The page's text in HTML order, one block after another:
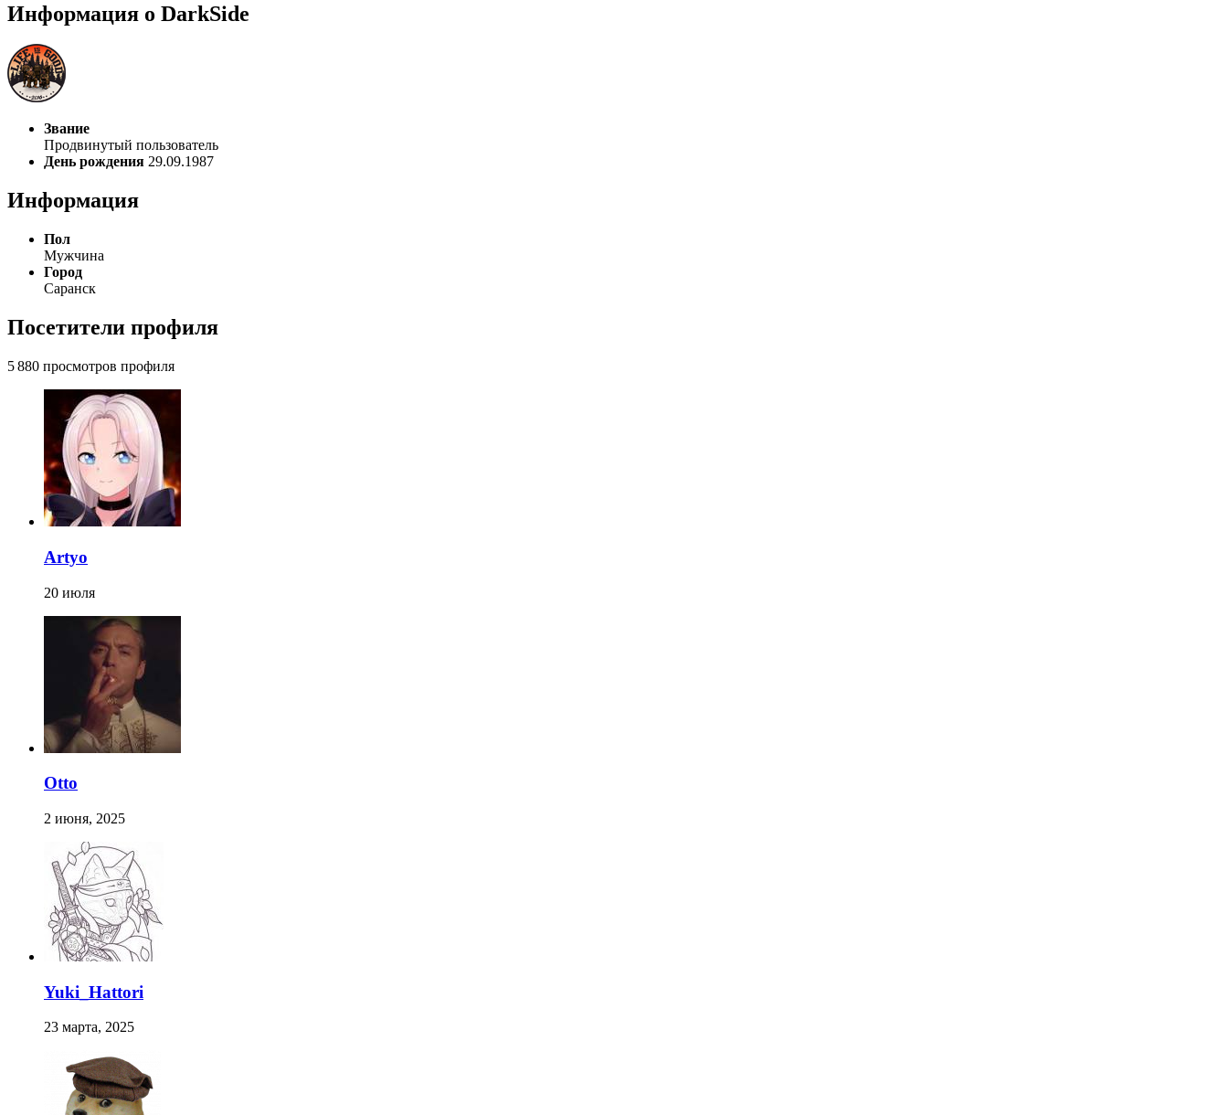
Информация о DarkSide
Звание
Продвинутый пользователь
День рождения 29.09.1987
Информация
Пол
Мужчина
Город
Саранск
Посетители профиля
5 880 просмотров профиля
Artyo
20 июля
Otto
2 июня, 2025
Yuki_Hattori
23 марта, 2025